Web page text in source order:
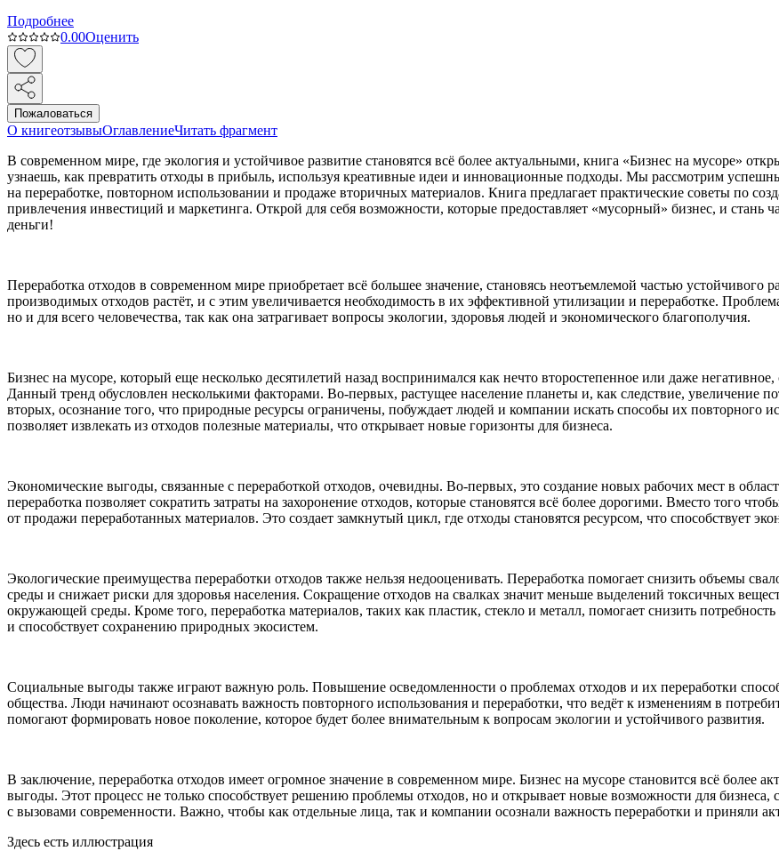
Подробнее
0.00Оценить
Пожаловаться
О книгеотзывыОглавлениеЧитать фрагмент
В современном мире, где экология и устойчивое развитие становятся всё более актуальными, книга «Бизнес на мусоре»
узнаешь, как превратить отходы в прибыль, используя креативные идеи и инновационные подходы. Мы рассмотрим
на переработке, повторном использовании и продаже вторичных материалов. Книга предлагает практические советы по
привлечения инвестиций и маркетинга. Открой для себя возможности, которые предоставляет «мусорный» бизнес, и стань
деньги!
Переработка отходов в современном мире приобретает всё большее значение, становясь неотъемлемой частью
производимых отходов растёт, и с этим увеличивается необходимость в их эффективной утилизации и переработке.
но и для всего человечества, так как она затрагивает вопросы экологии, здоровья людей и экономического благополучия.
Бизнес на мусоре, который еще несколько десятилетий назад воспринимался как нечто второстепенное или даже
Данный тренд обусловлен несколькими факторами. Во-первых, растущее население планеты и, как следствие, увеличение
вторых, осознание того, что природные ресурсы ограничены, побуждает людей и компании искать способы их повторного
позволяет извлекать из отходов полезные материалы, что открывает новые горизонты для бизнеса.
Экономические выгоды, связанные с переработкой отходов, очевидны. Во-первых, это создание новых рабочих мест в
переработка позволяет сократить затраты на захоронение отходов, которые становятся всё более дорогими. Вместо того
от продажи переработанных материалов. Это создает замкнутый цикл, где отходы становятся ресурсом, что способствует
Экологические преимущества переработки отходов также нельзя недооценивать. Переработка помогает снизить объемы
среды и снижает риски для здоровья населения. Сокращение отходов на свалках значит меньше выделений токсичных
окружающей среды. Кроме того, переработка материалов, таких как пластик, стекло и металл, помогает снизить
и способствует сохранению природных экосистем.
Социальные выгоды также играют важную роль. Повышение осведомленности о проблемах отходов и их переработки
общества. Люди начинают осознавать важность повторного использования и переработки, что ведёт к изменениям в
помогают формировать новое поколение, которое будет более внимательным к вопросам экологии и устойчивого развития.
В заключение, переработка отходов имеет огромное значение в современном мире. Бизнес на мусоре становится всё более
выгоды. Этот процесс не только способствует решению проблемы отходов, но и открывает новые возможности для бизнеса,
с вызовами современности. Важно, чтобы как отдельные лица, так и компании осознали важность переработки и приняли
Здесь есть иллюстрация